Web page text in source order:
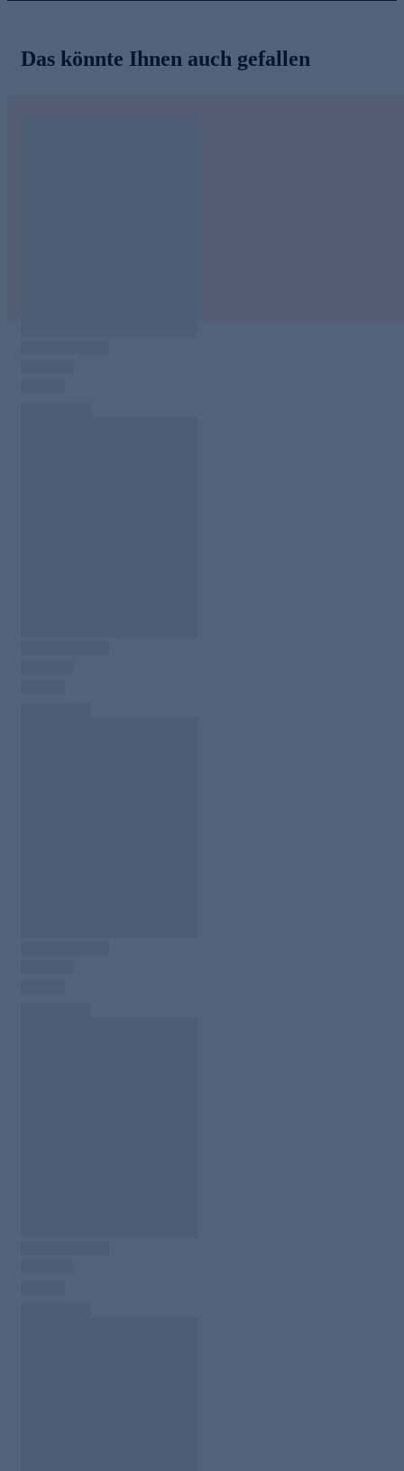
Das könnte Ihnen auch gefallen